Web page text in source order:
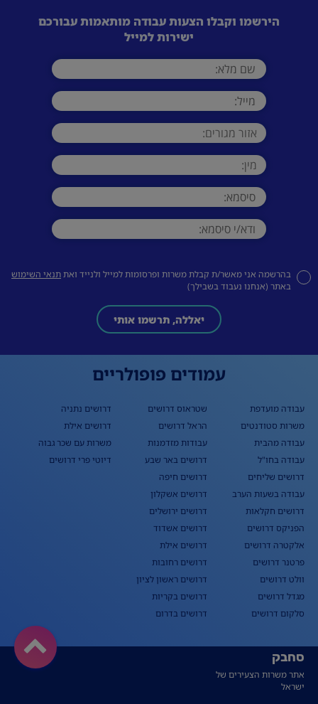
הירשמו וקבלו הצעות עבודה מותאמות עבורכם
ישירות למייל
בהרשמה אני מאשר/ת קבלת משרות ופרסומות למייל ולנייד ואתתנאי השימוש
באתר (אנחנו נעבוד בשבילך)
יאללה, תרשמו אותי
עמודים פופולריים
עבודה מועדפת
משרות סטודנטים
עבודה מהבית
עבודה בחו"ל
דרושים שליחים
עבודה בשעות הערב
דרושים חקלאות
הפניקס דרושים
אלקטרה דרושים
פרטנר דרושים
וולט דרושים
מגדל דרושים
סלקום דרושים
שטראוס דרושים
הראל דרושים
עבודות מזדמנות
דרושים באר שבע
דרושים חיפה
דרושים אשקלון
דרושים ירושלים
דרושים אשדוד
דרושים אילת
דרושים רחובות
דרושים ראשון לציון
דרושים בקריות
דרושים בדרום
דרושים נתניה
דרושים אילת
משרות עם שכר גבוה
דיוטי פרי דרושים
סחבק
אתר משרות הצעירים של
ישראל